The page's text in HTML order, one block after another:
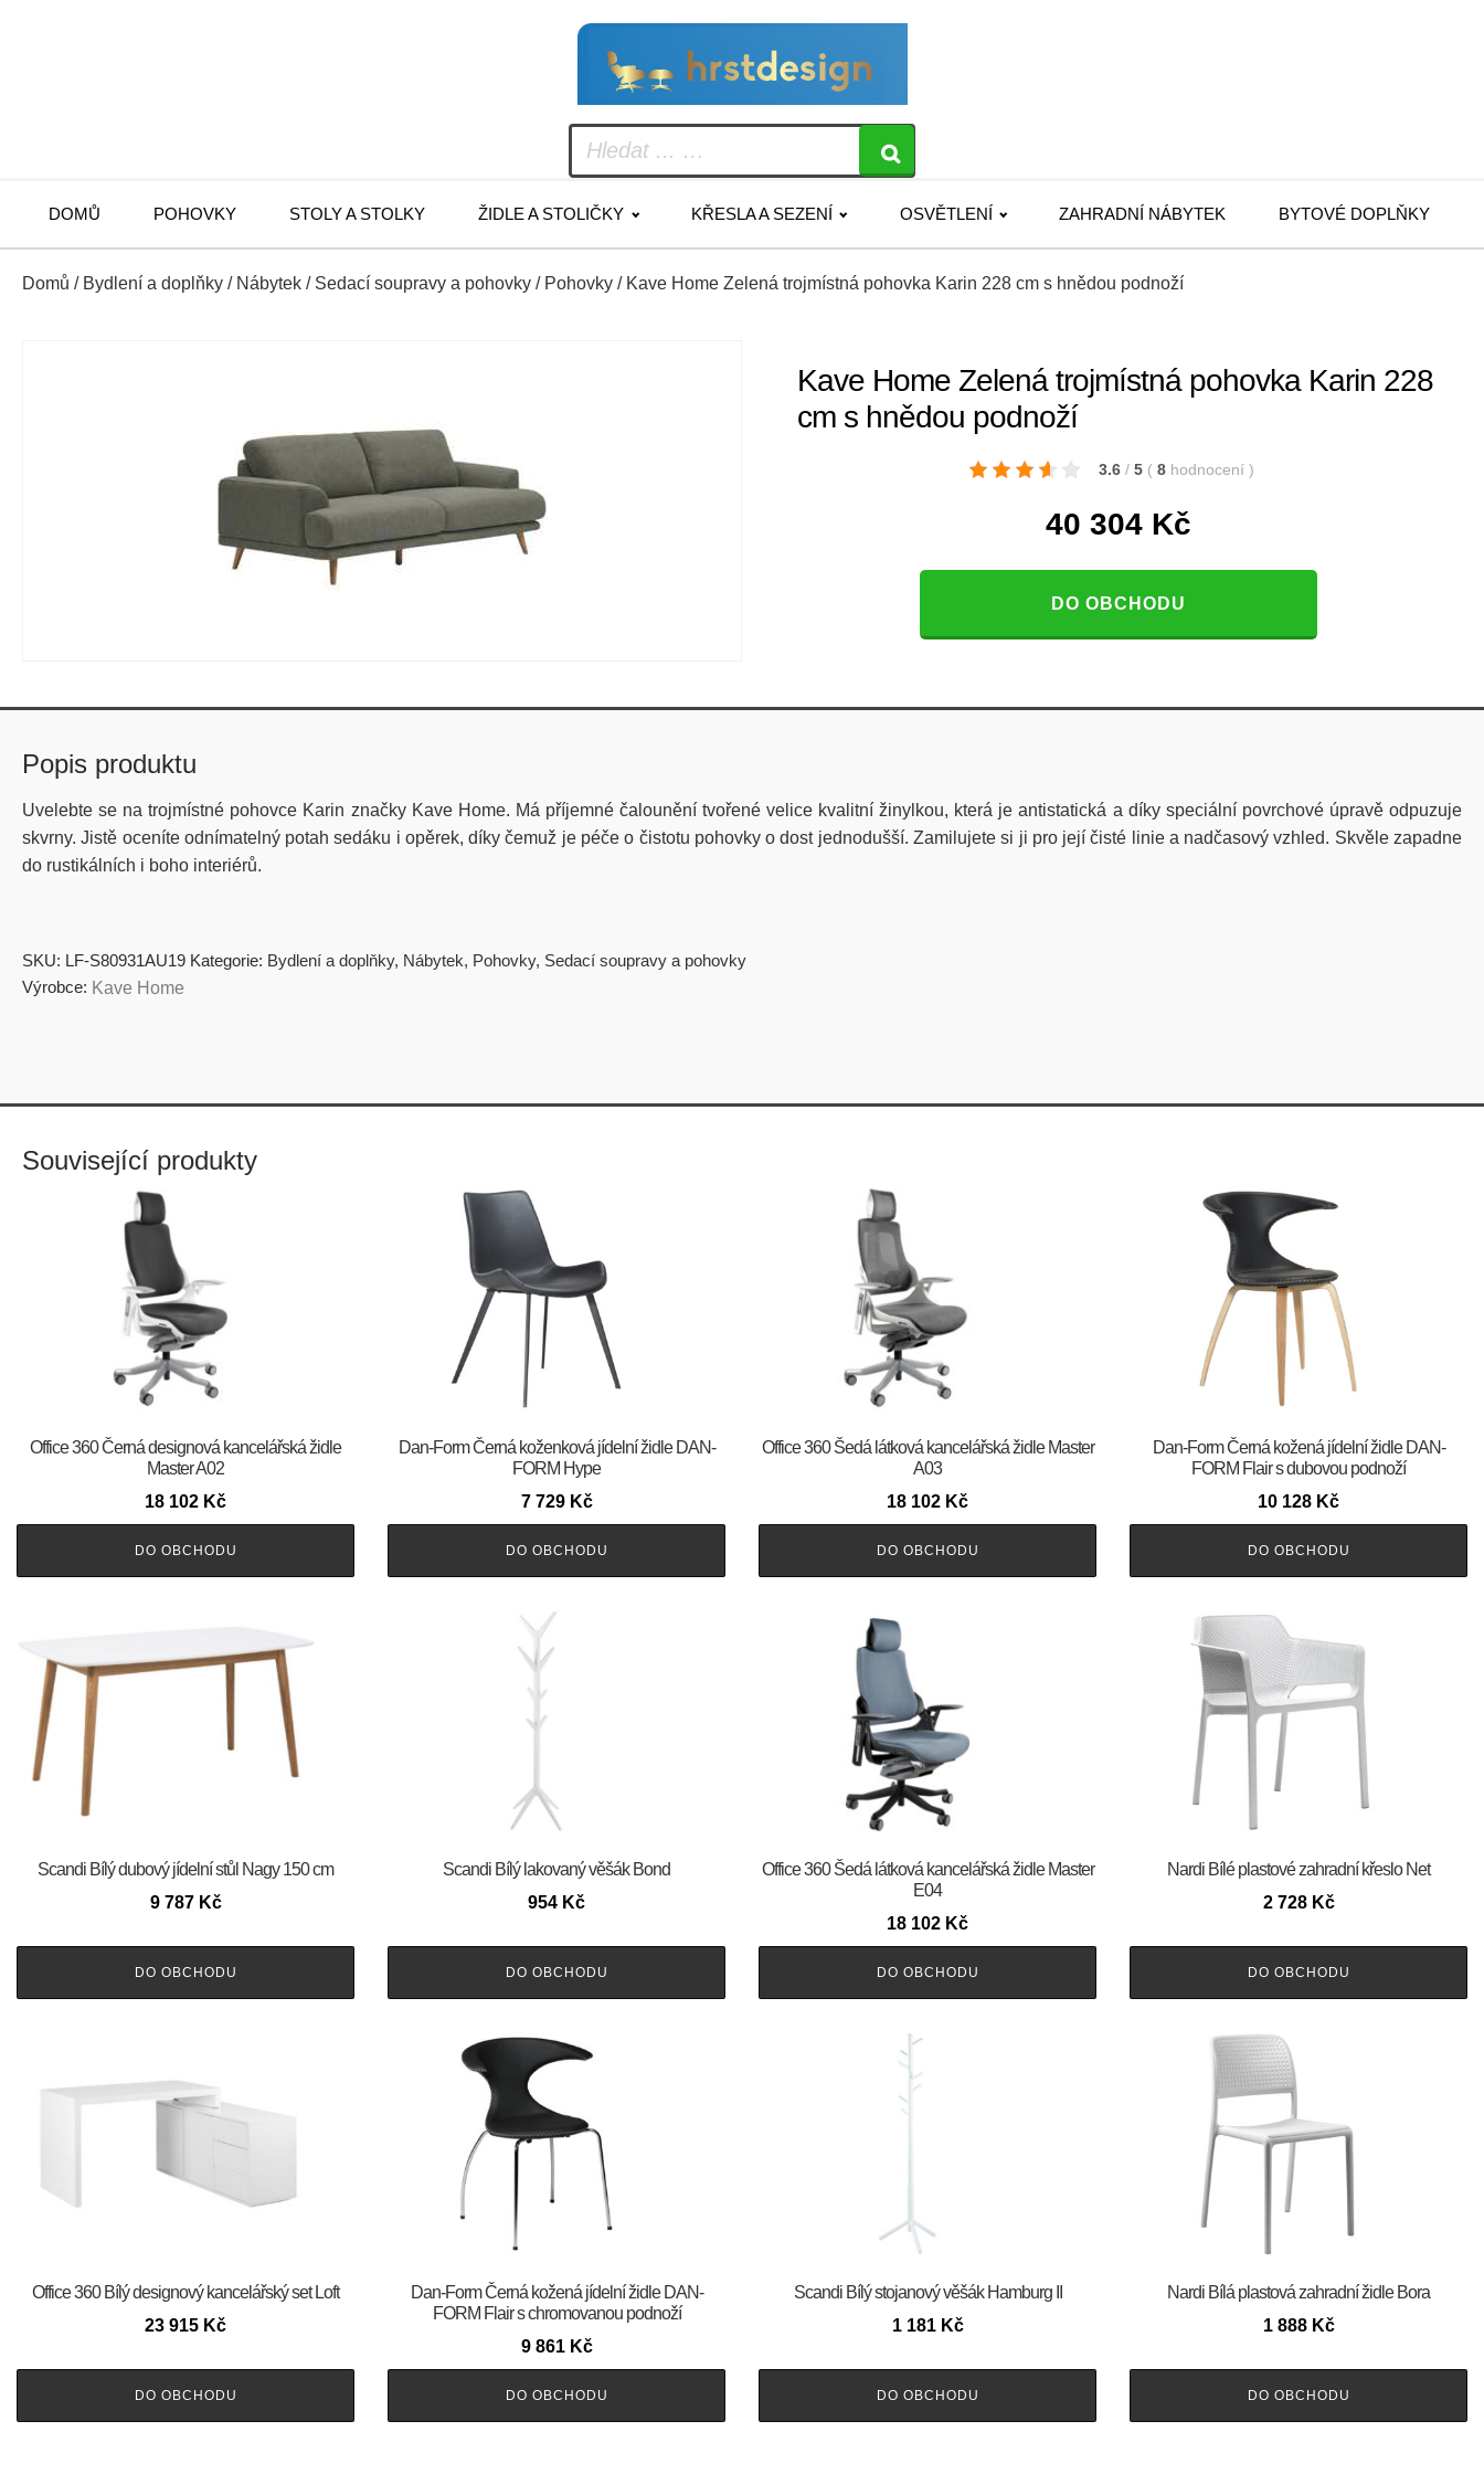
DOMŮ POHOVKY STOLY A STOLKY ŽIDLE A STOLIČKY KŘESLA A SEZENÍ OSVĚTLENÍ ZAHRADNÍ NÁBYTEK BYTOVÉ DOPLŇKY
Domů / Bydlení a doplňky / Nábytek / Sedací soupravy a pohovky / Pohovky / Kave Home Zelená trojmístná pohovka Karin 228 cm s hnědou podnoží
Kave Home Zelená trojmístná pohovka Karin 228
cm s hnědou podnoží
3.6 / 5 ( 8 hodnocení )
40 304 Kč
DO OBCHODU
Popis produktu
Uvelebte se na trojmístné pohovce Karin značky Kave Home. Má příjemné čalounění tvořené velice kvalitní žinylkou, která je antistatická a díky speciální povrchové úpravě odpuzuje
skvrny. Jistě oceníte odnímatelný potah sedáku i opěrek, díky čemuž je péče o čistotu pohovky o dost jednodušší. Zamilujete si ji pro její čisté linie a nadčasový vzhled. Skvěle zapadne
do rustikálních i boho interiérů.
SKU: LF-S80931AU19 Kategorie: Bydlení a doplňky, Nábytek, Pohovky, Sedací soupravy a pohovky
Výrobce: Kave Home
Související produkty
Office 360 Černá designová kancelářská židle
Master A02
18 102 Kč
DO OBCHODU
​​​​​Dan-Form Černá koženková jídelní židle DAN-
FORM Hype
7 729 Kč
DO OBCHODU
Office 360 Šedá látková kancelářská židle Master
A03
18 102 Kč
DO OBCHODU
​​​​​Dan-Form Černá kožená jídelní židle DAN-
FORM Flair s dubovou podnoží
10 128 Kč
DO OBCHODU
Scandi Bílý dubový jídelní stůl Nagy 150 cm
9 787 Kč
DO OBCHODU
Scandi Bílý lakovaný věšák Bond
954 Kč
DO OBCHODU
Office 360 Šedá látková kancelářská židle Master
E04
18 102 Kč
DO OBCHODU
Nardi Bílé plastové zahradní křeslo Net
2 728 Kč
DO OBCHODU
Office 360 Bílý designový kancelářský set Loft
23 915 Kč
DO OBCHODU
​​​​​Dan-Form Černá kožená jídelní židle DAN-
FORM Flair s chromovanou podnoží
9 861 Kč
DO OBCHODU
Scandi Bílý stojanový věšák Hamburg II
1 181 Kč
DO OBCHODU
Nardi Bílá plastová zahradní židle Bora
1 888 Kč
DO OBCHODU